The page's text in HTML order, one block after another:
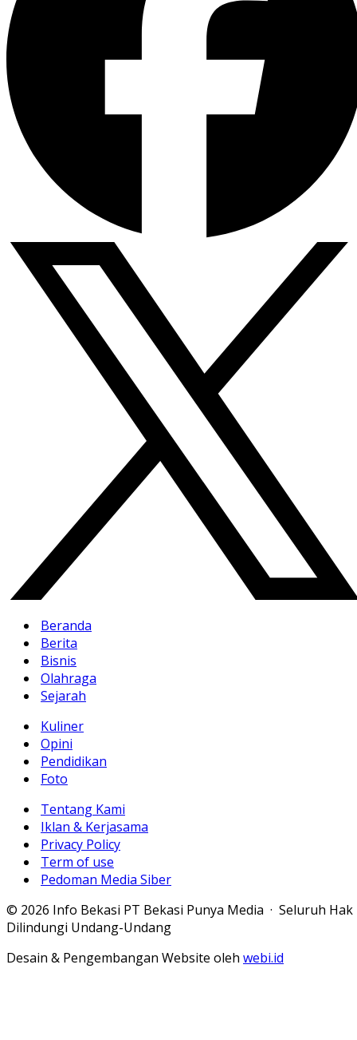
Beranda
Berita
Bisnis
Olahraga
Sejarah
Kuliner
Opini
Pendidikan
Foto
Tentang Kami
Iklan & Kerjasama
Privacy Policy
Term of use
Pedoman Media Siber
© 2026 Info Bekasi PT Bekasi Punya Media · Seluruh Hak
Dilindungi Undang-Undang
Desain & Pengembangan Website oleh webi.id